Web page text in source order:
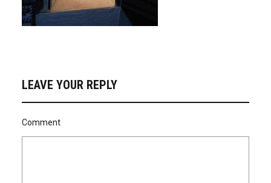
LEAVE YOUR REPLY
Comment